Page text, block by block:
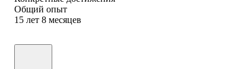
Общий опыт
15 лет 8 месяцев